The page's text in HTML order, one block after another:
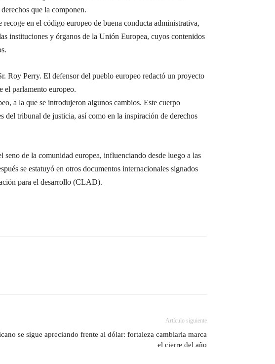
que la componen.
en el código europeo de buena conducta administrativa,
instituciones y órganos de la Unión Europea, cuyos contenidos
Roy Perry. El defensor del pueblo europeo redactó un proyecto
el parlamento europeo.
a la que se introdujeron algunos cambios. Este cuerpo
del tribunal de justicia, así como en la inspiración de derechos
de la comunidad europea, influenciando desde luego a las
se estatuyó en otros documentos internacionales signados
para el desarrollo (CLAD).
Artículo siguiente
se sigue apreciando frente al dólar: fortaleza cambiaria marca
el cierre del año